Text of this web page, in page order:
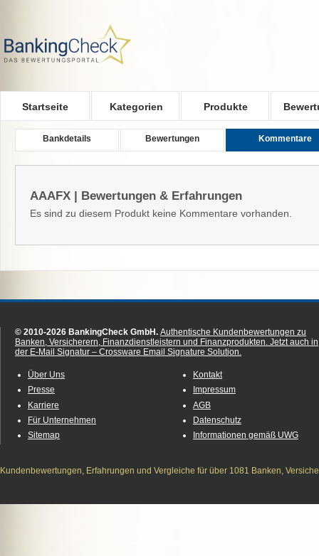
Startseite Kategorien Produkte
Bankdetails Bewertungen Kommentare
AAAFX | Bewertungen & Erfahrungen
Es sind zu diesem Produkt keine Kommentare vorhanden.
© 2010-2026 BankingCheck GmbH. Authentische Kundenbewertungen zu
Banken, Versicherern, Finanzdienstleistern und Finanzprodukten. Jetzt auch in
der E-Mail Signatur – Crossware Email Signature Solution.
Über Uns
Presse
Karriere
Für Unternehmen
Sitemap
Kontakt
Impressum
AGB
Datenschutz
Informationen gemäß UWG
Kundenbewertungen, Erfahrungen und Vergleiche für über 1081 Banken,